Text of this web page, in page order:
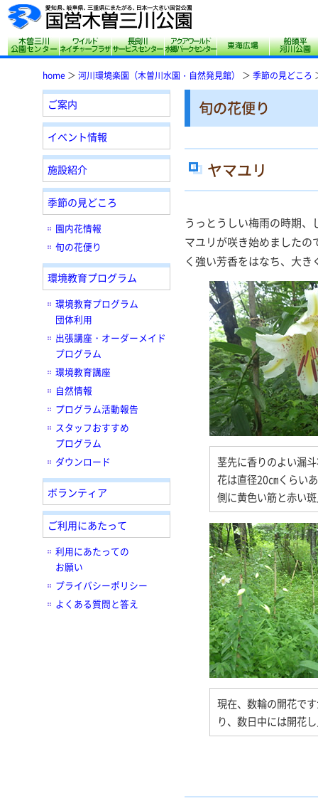
木曽三川公園センターサリオパーク祖父江 ワイルドネイチャー
長良川サービスセンター
アクアワールド水郷
東海広場
home ＞ 河川環境楽園（木曽川水園・自然発見館） ＞ 季節の見どころ
ご案内
イベント情報
施設紹介
季節の見どころ
園内花情報
旬の花便り
環境教育プログラム
環境教育プログラム
団体利用
出張講座・オーダーメイド
プログラム
環境教育講座
自然情報
プログラム活動報告
スタッフおすすめ
プログラム
ダウンロード
ボランティア
ご利用にあたって
利用にあたっての
お願い
プライバシーポリシー
よくある質問と答え
旬の花便り
ヤマユリ
うっとうしい梅雨の時期
マユリが咲き始めました
く強い芳香をはなち、大
茎先に香りのよい漏
花は直径20㎝くらい
側に黄色い筋と赤い
現在、数輪の開花で
り、数日中には開花